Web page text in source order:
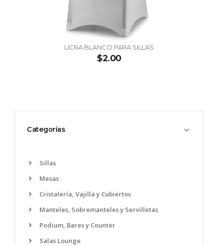
LICRA BLANCO PARA SILLAS
Categorías
Sillas
Mesas
Cristalería, Vajilla y Cubiertos
Manteles, Sobremanteles y Servilletas
Podium, Bares y Counter
Salas Lounge